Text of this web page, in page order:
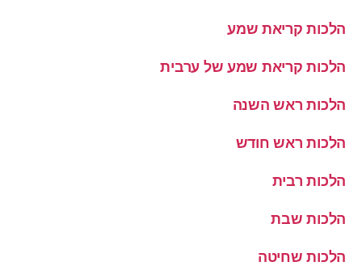
הלכות קריאת שמע
הלכות קריאת שמע של ערבית
הלכות ראש השנה
הלכות ראש חודש
הלכות רבית
הלכות שבת
הלכות שחיטה